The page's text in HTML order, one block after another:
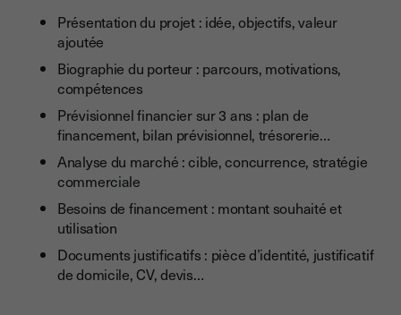
Présentation du projet : idée, objectifs, valeur
ajoutée
Biographie du porteur : parcours, motivations,
compétences
Prévisionnel financier sur 3 ans : plan de
financement, bilan prévisionnel, trésorerie…
Analyse du marché : cible, concurrence, stratégie
commerciale
Besoins de financement : montant souhaité et
utilisation
Documents justificatifs : pièce d’identité, justificatif
de domicile, CV, devis…